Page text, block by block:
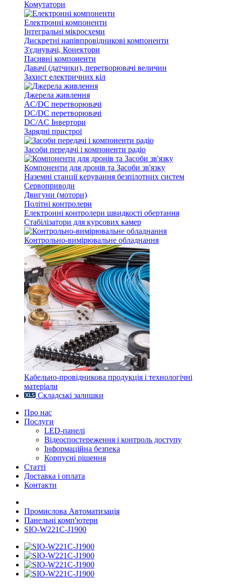
Комутатори
Електронні компоненти
Інтегральні мікросхеми
Дискретні напівпровідникові компоненти
З'єднувачі, Конектори
Пасивні компоненти
Давачі (датчики), перетворювачі величин
Захист електричних кіл
Джерела живлення
AC/DC перетворювачі
DC/DC перетворювачі
DC/AC Інвертори
Зарядні пристрої
Засоби передачі і компоненти радіо
Компоненти для дронів та Засоби зв'язку
Наземні станції керування безпілотних систем
Сервоприводи
Двигуни (мотори)
Політні контролери
Електронні контролери швидкості обертання
Стабілізатори для курсових камер
Контрольно-вимірювальне обладнання
Кабельно-провідникова продукція і технологічні
матеріали
Складські залишки
Про нас
Послуги
LED-панелі
Відеоспостереження і контроль доступу
Інформаційна безпека
Корпусні рішення
Статті
Доставка і оплата
Контакти
Промислова Автоматизація
Панельні комп'ютери
SIO-W221C-J1900